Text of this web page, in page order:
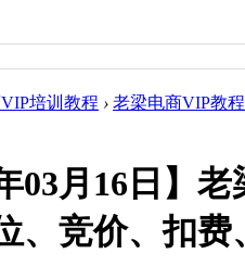
培训教程 › 老梁电商VIP教程
年03月16日】
、竞价、扣费